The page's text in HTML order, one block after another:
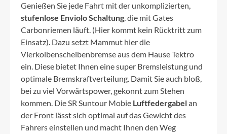
Genießen Sie jede Fahrt mit der unkomplizierten,
stufenlose Enviolo Schaltung, die mit Gates
Carbonriemen läuft. (Hier kommt kein Rücktritt zum
Einsatz). Dazu setzt Mammut hier die
Vierkolbenscheibenbremse aus dem Hause Tektro
ein. Diese bietet Ihnen eine super Bremsleistung und
optimale Bremskraftverteilung. Damit Sie auch bloß,
bei zu viel Vorwärtspower, gekonnt zum Stehen
kommen. Die SR Suntour Mobie Luftfedergabelan
der Front lässt sich optimal auf das Gewicht des
Fahrers einstellen und macht Ihnen den Weg